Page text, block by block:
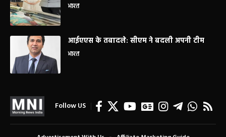
भारत
आईएएस के तबादले: सीएम ने बदली अपनी टीम
भारत
Follow US